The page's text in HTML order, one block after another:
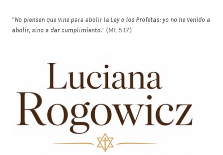
“No piensen que vine para abolir la Ley o los Profetas: yo no he venido a
abolir, sino a dar cumplimiento.” (Mt. 5.17)